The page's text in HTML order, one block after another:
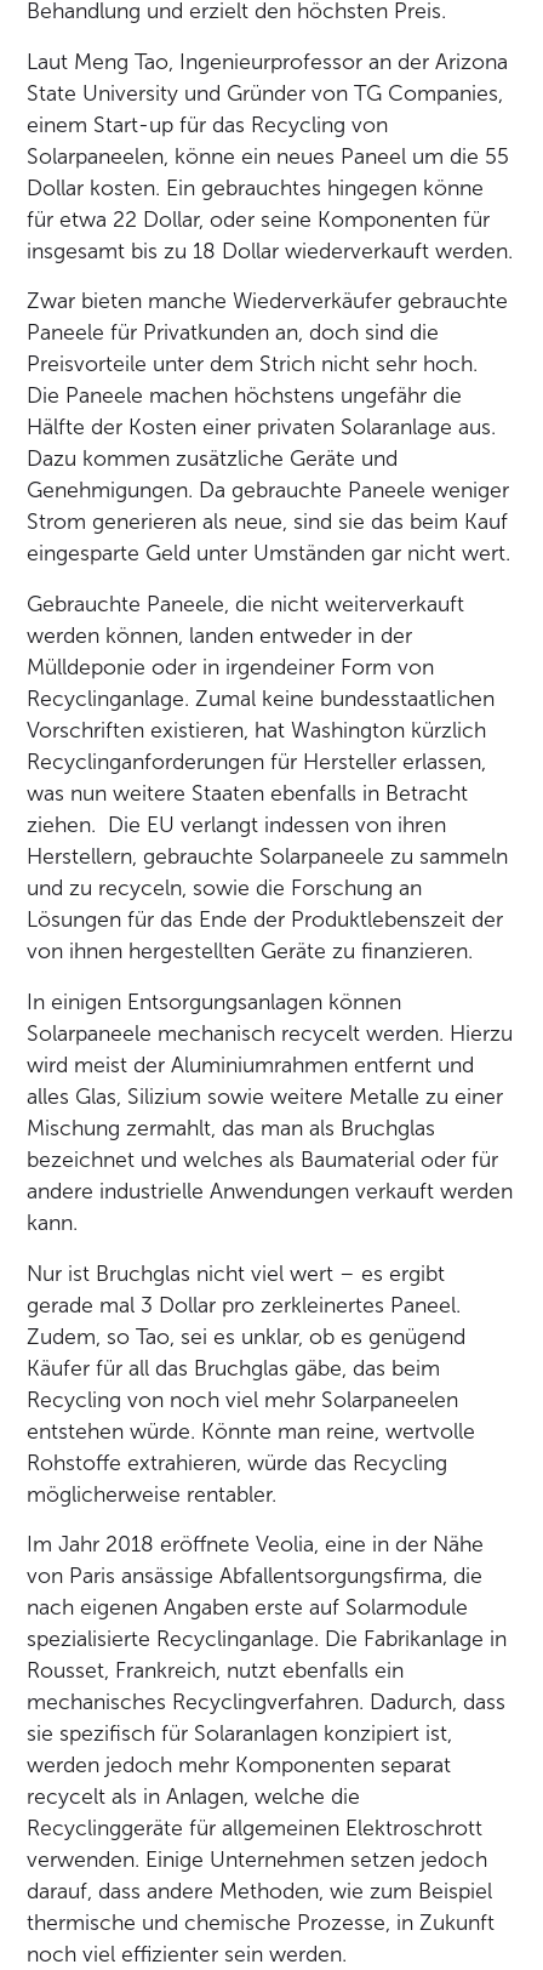
Behandlung und erzielt den höchsten Preis.
Laut Meng Tao, Ingenieurprofessor an der Arizona
State University und Gründer von TG Companies,
einem Start-up für das Recycling von
Solarpaneelen, könne ein neues Paneel um die 55
Dollar kosten. Ein gebrauchtes hingegen könne
für etwa 22 Dollar, oder seine Komponenten für
insgesamt bis zu 18 Dollar wiederverkauft werden.
Zwar bieten manche Wiederverkäufer gebrauchte
Paneele für Privatkunden an, doch sind die
Preisvorteile unter dem Strich nicht sehr hoch.
Die Paneele machen höchstens ungefähr die
Hälfte der Kosten einer privaten Solaranlage aus.
Dazu kommen zusätzliche Geräte und
Genehmigungen. Da gebrauchte Paneele weniger
Strom generieren als neue, sind sie das beim Kauf
eingesparte Geld unter Umständen gar nicht wert.
Gebrauchte Paneele, die nicht weiterverkauft
werden können, landen entweder in der
Mülldeponie oder in irgendeiner Form von
Recyclinganlage. Zumal keine bundesstaatlichen
Vorschriften existieren, hat Washington kürzlich
Recyclinganforderungen für Hersteller erlassen,
was nun weitere Staaten ebenfalls in Betracht
ziehen. Die EU verlangt indessen von ihren
Herstellern, gebrauchte Solarpaneele zu sammeln
und zu recyceln, sowie die Forschung an
Lösungen für das Ende der Produktlebenszeit der
von ihnen hergestellten Geräte zu finanzieren.
In einigen Entsorgungsanlagen können
Solarpaneele mechanisch recycelt werden. Hierzu
wird meist der Aluminiumrahmen entfernt und
alles Glas, Silizium sowie weitere Metalle zu einer
Mischung zermahlt, das man als Bruchglas
bezeichnet und welches als Baumaterial oder für
andere industrielle Anwendungen verkauft werden
kann.
Nur ist Bruchglas nicht viel wert – es ergibt
gerade mal 3 Dollar pro zerkleinertes Paneel.
Zudem, so Tao, sei es unklar, ob es genügend
Käufer für all das Bruchglas gäbe, das beim
Recycling von noch viel mehr Solarpaneelen
entstehen würde. Könnte man reine, wertvolle
Rohstoffe extrahieren, würde das Recycling
möglicherweise rentabler.
Im Jahr 2018 eröffnete Veolia, eine in der Nähe
von Paris ansässige Abfallentsorgungsfirma, die
nach eigenen Angaben erste auf Solarmodule
spezialisierte Recyclinganlage. Die Fabrikanlage in
Rousset, Frankreich, nutzt ebenfalls ein
mechanisches Recyclingverfahren. Dadurch, dass
sie spezifisch für Solaranlagen konzipiert ist,
werden jedoch mehr Komponenten separat
recycelt als in Anlagen, welche die
Recyclinggeräte für allgemeinen Elektroschrott
verwenden. Einige Unternehmen setzen jedoch
darauf, dass andere Methoden, wie zum Beispiel
thermische und chemische Prozesse, in Zukunft
noch viel effizienter sein werden.